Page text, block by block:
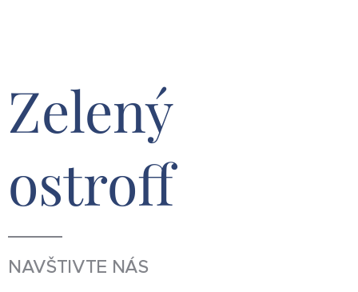
Zelený
ostroff
NAVŠTIVTE NÁS